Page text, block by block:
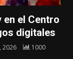
en el Centro
digitales
2026 1000